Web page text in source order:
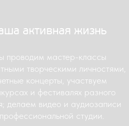
активная жизнь
проводим мастер-классы
творческими личностями,
концерты, участвуем
и фестивалях разного
делаем видео и аудиозаписи
студии.